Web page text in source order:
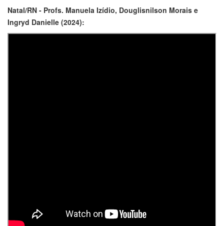
Natal/RN - Profs. Manuela Izídio, Douglisnilson Morais e
Ingryd Danielle (2024):